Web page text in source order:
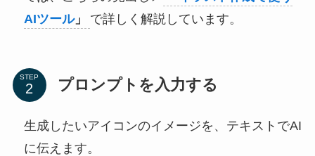
AIツール」 で詳しく解説しています。
STEP プロンプトを入力する
生成したいアイコンのイメージを、テキストでAI
に伝えます。